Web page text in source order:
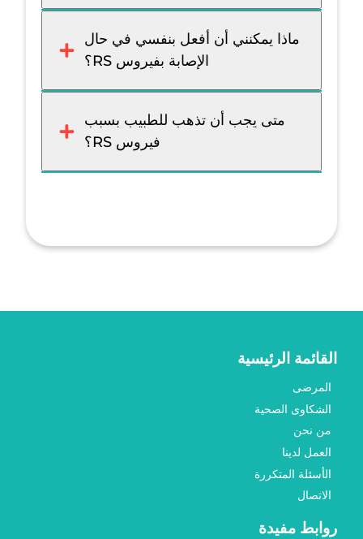
ماذا يمكنني أن أفعل بنفسي في حال
الإصابة بفيروس RS؟
متى يجب أن تذهب للطبيب بسبب
فيروس RS؟
القائمة الرئيسية
المرضى
الشكاوى الصحية
من نحن
العمل لدينا
الأسئلة المتكررة
الاتصال
روابط مفيدة